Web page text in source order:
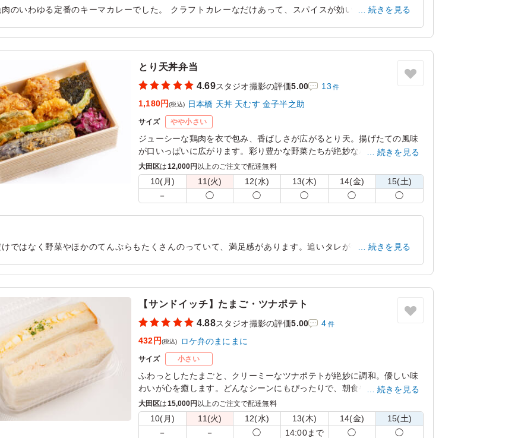
肉のいわゆる定番のキーマカレーでした。 クラフトカレーなだけあって、スパイスが効いていてさっぱ
続きを見る
とり天丼弁当
4.69スタジオ撮影の評価5.00 13 件
1,180円(税込) 日本橋 天丼 天むす 金子半之助
サイズ やや小さい
ジューシーな鶏肉を衣で包み、香ばしさが広がるとり天。揚げたての風味
が口いっぱいに広がります。彩り豊かな野菜たちが絶妙なバランスを生み
出し、どんなシーンでも楽しめる一品です。
続きを見る
大田区は12,000円 以上のご注文で配達無料
10(月) 11(火) 12(水) 13(木) 14(金) 15(土)
－ ◯ ◯ ◯ ◯ ◯
けではなく野菜やほかのてんぷらもたくさんのっていて、満足感があります。追いタレがついているので
続きを見る
【サンドイッチ】たまご・ツナポテト
4.88スタジオ撮影の評価5.00 4 件
432円(税込) ロケ弁のまにまに
サイズ 小さい
ふわっとしたたまごと、クリーミーなツナポテトが絶妙に調和。優しい味
わいが心を癒します。どんなシーンにもぴったりで、朝食や軽食に最適な
一品です。彩り豊かな具材が目を引き、食べる楽しさを引き立てます。
※サンドイッチはラップに包んでお届けします。
続きを見る
大田区は15,000円 以上のご注文で配達無料
10(月) 11(火) 12(水) 13(木) 14(金) 15(土)
－ － ◯
14:00まで
◯ ◯